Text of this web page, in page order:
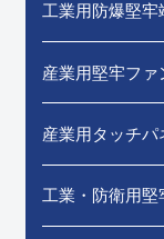
工業用防爆堅牢
産業用堅牢ファ
産業用タッチパ
工業・防衛用